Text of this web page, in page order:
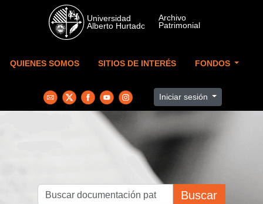
Skip to main content
QUIENES SOMOS SITIOS DE INTERÉS FONDOS
Iniciar sesión
Buscar